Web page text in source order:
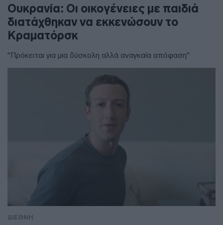
Ουκρανία: Οι οικογένειες με παιδιά
διατάχθηκαν να εκκενώσουν το
Κραματόρσκ
"Πρόκειται για μια δύσκολη αλλά αναγκαία απόφαση"
ΔΙΕΘΝΗ